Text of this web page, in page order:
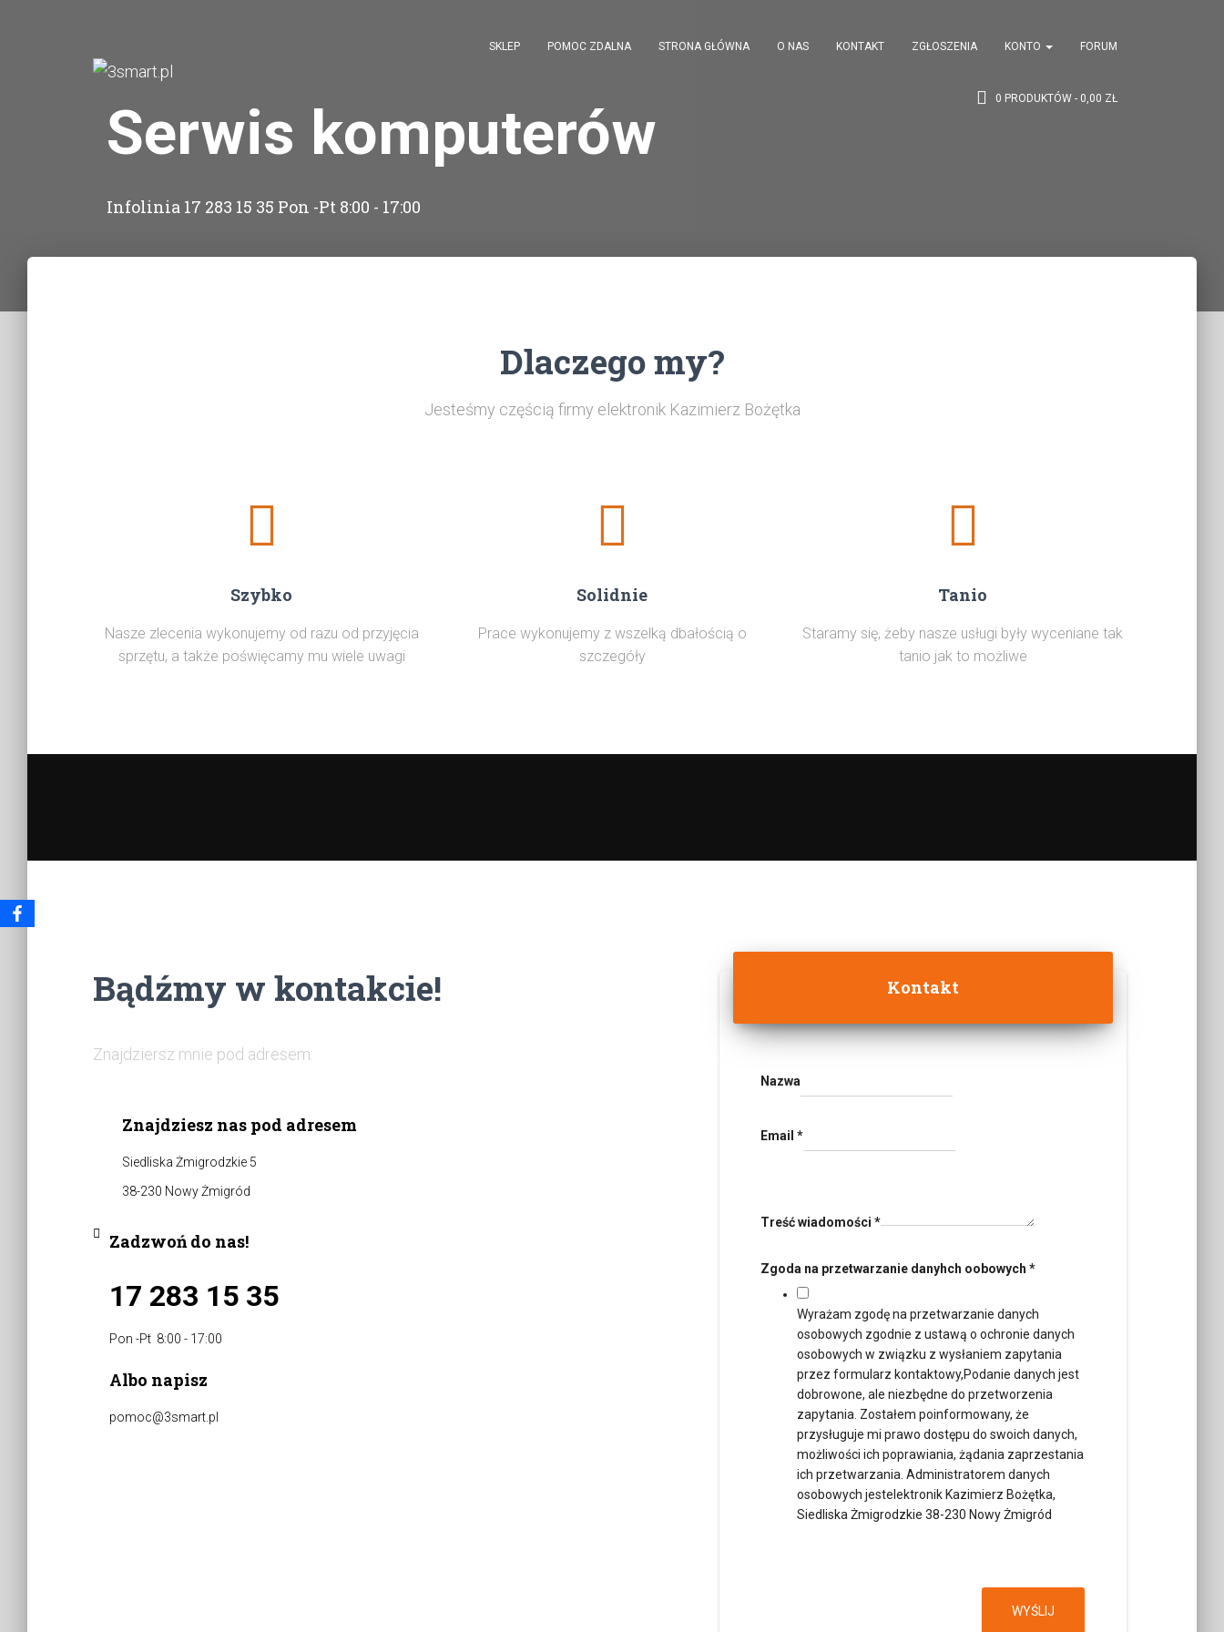
SKLEP POMOC ZDALNA STRONA GŁÓWNA O NAS KONTAKT ZGŁOSZENIA KONTO FORUM
0 PRODUKTÓW 0,00 ZŁ
Serwis komputerów
Infolinia 17 283 15 35 Pon -Pt 8:00 - 17:00
Dlaczego my?
Jesteśmy częścią firmy elektronik Kazimierz Bożętka
Szybko
Nasze zlecenia wykonujemy od razu od przyjęcia
sprzętu, a także poświęcamy mu wiele uwagi
Solidnie
Prace wykonujemy z wszelką dbałością o
szczegóły
Tanio
Staramy się, żeby nasze usługi były wyceniane tak
tanio jak to możliwe
Bądźmy w kontakcie!
Znajdziersz mnie pod adresem:
Znajdziesz nas pod adresem
Siedliska Żmigrodzkie 5
38-230 Nowy Żmigród
Zadzwoń do nas!
17 283 15 35
Pon -Pt 8:00 - 17:00
Albo napisz
pomoc@3smart.pl
Kontakt
Nazwa
Email *
Treść wiadomości *
Zgoda na przetwarzanie danyhch oobowych *
Wyrażam zgodę na przetwarzanie danych
osobowych zgodnie z ustawą o ochronie danych
osobowych w związku z wysłaniem zapytania
przez formularz kontaktowy,Podanie danych jest
dobrowone, ale niezbędne do przetworzenia
zapytania. Zostałem poinformowany, że
przysługuje mi prawo dostępu do swoich danych,
możliwości ich poprawiania, żądania zaprzestania
ich przetwarzania. Administratorem danych
osobowych jestelektronik Kazimierz Bożętka,
Siedliska Żmigrodzkie 38-230 Nowy Żmigród
WYŚLIJ